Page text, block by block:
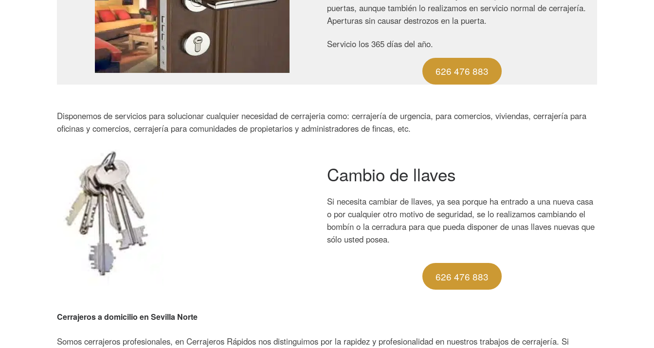
puertas, aunque también lo realizamos en servicio normal de cerrajería.
Aperturas sin causar destrozos en la puerta.
Servicio los 365 días del año.
626 476 883
Disponemos de servicios para solucionar cualquier necesidad de cerrajeria como: cerrajería de urgencia, para comercios, viviendas, cerrajería para
oficinas y comercios, cerrajería para comunidades de propietarios y administradores de fincas, etc.
Cambio de llaves
Si necesita cambiar de llaves, ya sea porque ha entrado a una nueva casa
o por cualquier otro motivo de seguridad, se lo realizamos cambiando el
bombín o la cerradura para que pueda disponer de unas llaves nuevas que
sólo usted posea.
626 476 883
Cerrajeros a domicilio en Sevilla Norte
Somos cerrajeros profesionales, en Cerrajeros Rápidos nos distinguimos por la rapidez y profesionalidad en nuestros trabajos de cerrajería. Si